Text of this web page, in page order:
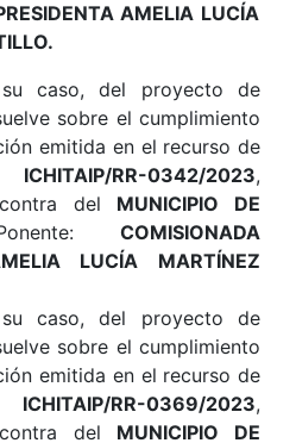
AMELIA LUCÍA
.
caso, del proyecto de
sobre el cumplimiento
emitida en el recurso de
RR-0342/2023,
del MUNICIPIO DE
COMISIONADA
LUCÍA MARTÍNEZ
caso, del proyecto de
sobre el cumplimiento
emitida en el recurso de
RR-0369/2023,
del MUNICIPIO DE